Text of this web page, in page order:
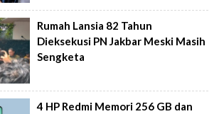
Rumah Lansia 82 Tahun
Dieksekusi PN Jakbar Meski Masih
Sengketa
4 HP Redmi Memori 256 GB dan